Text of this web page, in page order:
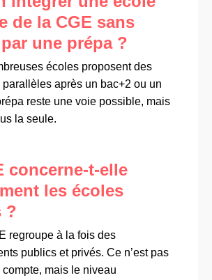
de la CGE sans
une prépa ?
écoles proposent des
après un bac+2 ou un
reste une voie possible, mais
la seule.
concerne-t-elle
les écoles
?
regroupe à la fois des
publics et privés. Ce n’est pas
compte, mais le niveau